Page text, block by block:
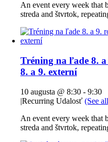
An event every week that
streda and štvrtok,
Tréning na ľade 8.
8. a 9. externí
10 augusta @ 8:30 - 9:30
|Recurring Udalosť (See
An event every week that
streda and štvrtok,